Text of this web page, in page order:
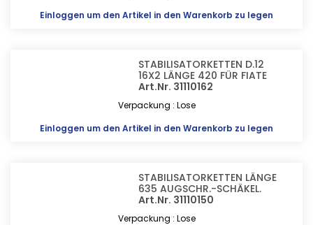
Einloggen um den Artikel in den Warenkorb zu legen
STABILISATORKETTEN D.12
16X2 LÄNGE 420 FÜR FIATE
Art.Nr. 31110162
Verpackung : Lose
Einloggen um den Artikel in den Warenkorb zu legen
STABILISATORKETTEN LÄNGE
635 AUGSCHR.-SCHÄKEL.
Art.Nr. 31110150
Verpackung : Lose